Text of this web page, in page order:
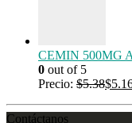
CEMIN 500MG
0 out of 5
Precio: $5.38$
Contáctanos